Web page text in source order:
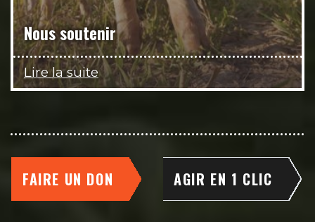
Nous soutenir
Lire la suite
FAIRE UN DON AGIR EN 1 CLIC